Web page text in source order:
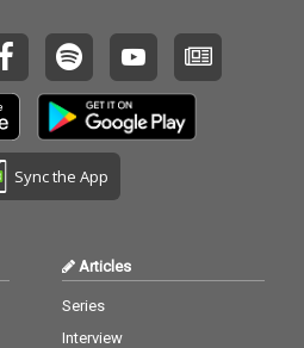
Sync the App
Articles
Series
Interview